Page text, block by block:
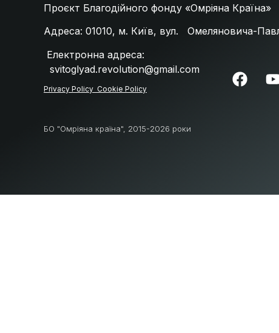
Проєкт Благодійного фонду «Омріяна Країна»
Адреса: 01010, м. Київ, вул. Омеляновича-
Електронна адреса:
svitoglyad.revolution@gmail.com
Privacy Policу Cookie Policy
БО "Омріяна країна", 2015-2026 роки